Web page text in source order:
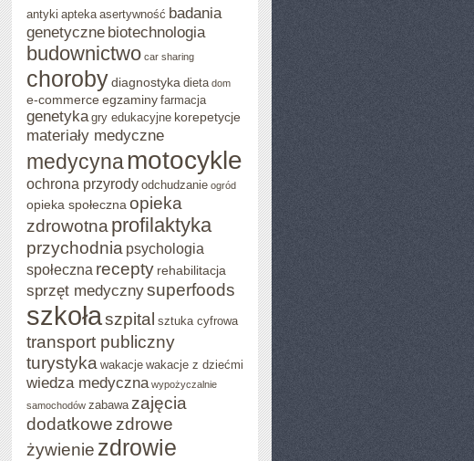
antyki apteka asertywność badania
genetyczne biotechnologia
budownictwo car sharing
chorobydiagnostyka dieta dom
e-commerceegzaminy farmacja
genetyka gry edukacyjne korepetycje
materiały medyczne
medycynamotocykle
ochrona przyrody odchudzanie ogród
opieka społeczna opieka
zdrowotna profilaktyka
przychodnia psychologia
społeczna recepty rehabilitacja
sprzęt medycznysuperfoods
szkołaszpital sztuka cyfrowa
transport publiczny
turystyka wakacje wakacje z dziećmi
wiedza medyczna wypożyczalnie
samochodów zabawa zajęcia
dodatkowe zdrowe
żywienie zdrowie